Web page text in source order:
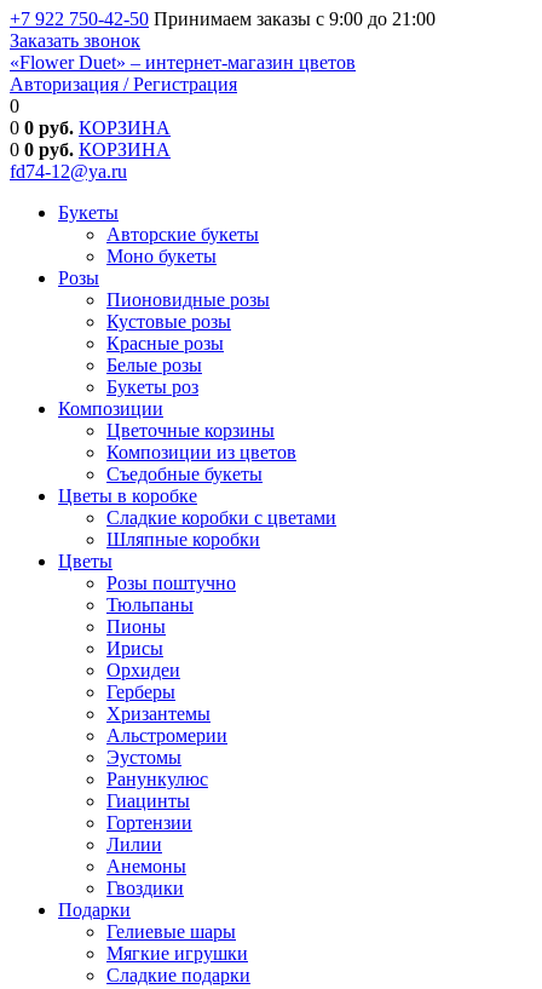
+7 922 750-42-50 Принимаем заказы с 9:00 до 21:00
Заказать звонок
«Flower Duet» – интернет-магазин цветов
Авторизация / Регистрация
0
0 0 руб. КОРЗИНА
0 0 руб. КОРЗИНА
fd74-12@ya.ru
Букеты
Авторские букеты
Моно букеты
Розы
Пионовидные розы
Кустовые розы
Красные розы
Белые розы
Букеты роз
Композиции
Цветочные корзины
Композиции из цветов
Съедобные букеты
Цветы в коробке
Сладкие коробки с цветами
Шляпные коробки
Цветы
Розы поштучно
Тюльпаны
Пионы
Ирисы
Орхидеи
Герберы
Хризантемы
Альстромерии
Эустомы
Ранункулюс
Гиацинты
Гортензии
Лилии
Анемоны
Гвоздики
Подарки
Гелиевые шары
Мягкие игрушки
Сладкие подарки